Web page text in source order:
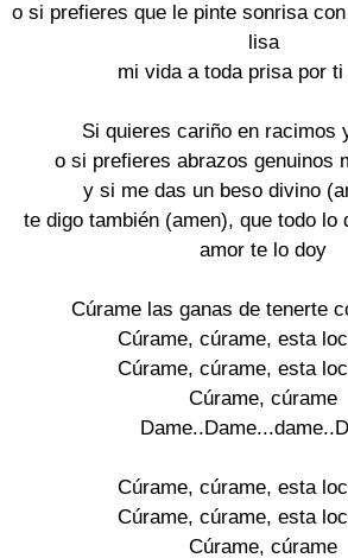
o si prefieres que le pinte sonrisa
lisa
mi vida a toda prisa por ti
Si quieres cariño en racimos
o si prefieres abrazos genuinos
y si me das un beso divino
te digo también (amen), que todo lo
amor te lo doy
Cúrame las ganas de tenerte
Cúrame, cúrame, esta
Cúrame, cúrame, esta
Cúrame, cúrame
Cúrame, cúrame, esta
Cúrame, cúrame, esta
Cúrame, cúrame